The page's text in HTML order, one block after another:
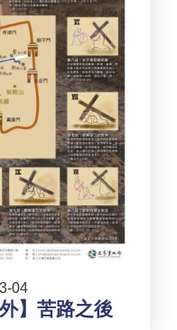
04
】苦路之後